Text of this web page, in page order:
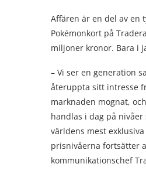
Affären är en del av en
Pokémonkort på
miljoner kronor. Bara i
– Vi ser en generation
återuppta sitt intresse
marknaden mognat,
handlas i dag på
världens mest
prisnivåerna fortsätter
kommunikationschef